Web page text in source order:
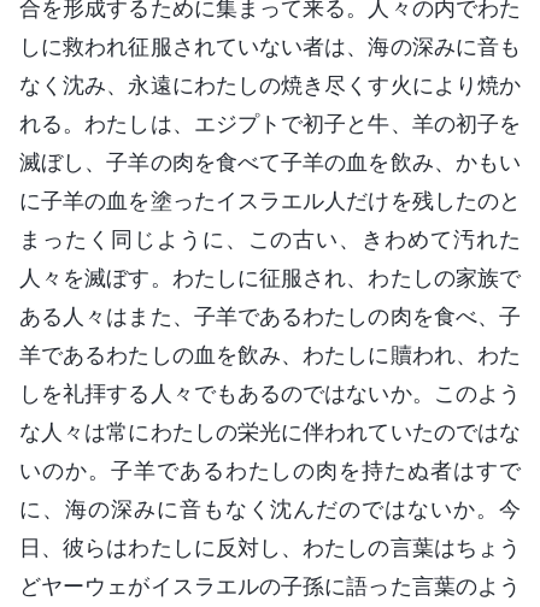
合を形成するために集まって来る。人々の内でわた
しに救われ征服されていない者は、海の深みに音も
なく沈み、永遠にわたしの焼き尽くす火により焼か
れる。わたしは、エジプトで初子と牛、羊の初子を
滅ぼし、子羊の肉を食べて子羊の血を飲み、かもい
に子羊の血を塗ったイスラエル人だけを残したのと
まったく同じように、この古い、きわめて汚れた
人々を滅ぼす。わたしに征服され、わたしの家族で
ある人々はまた、子羊であるわたしの肉を食べ、子
羊であるわたしの血を飲み、わたしに贖われ、わた
しを礼拝する人々でもあるのではないか。このよう
な人々は常にわたしの栄光に伴われていたのではな
いのか。子羊であるわたしの肉を持たぬ者はすで
に、海の深みに音もなく沈んだのではないか。今
日、彼らはわたしに反対し、わたしの言葉はちょう
どヤーウェがイスラエルの子孫に語った言葉のよう